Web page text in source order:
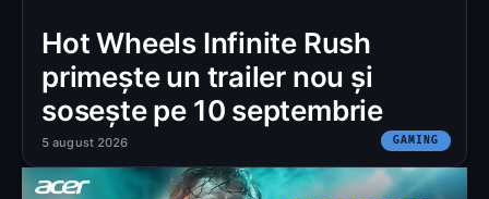
Hot Wheels Infinite Rush
primește un trailer nou și
sosește pe 10 septembrie
GAMING
5 august 2026